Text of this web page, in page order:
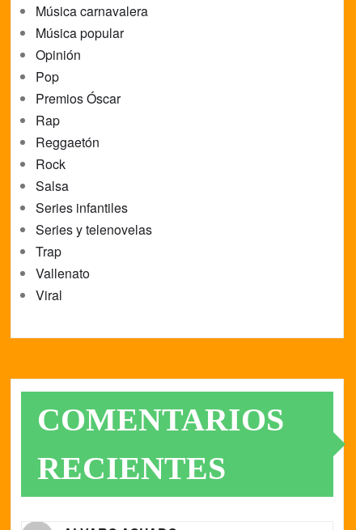
Música carnavalera
Música popular
Opinión
Pop
Premios Óscar
Rap
Reggaetón
Rock
Salsa
Series infantiles
Series y telenovelas
Trap
Vallenato
Viral
COMENTARIOS
RECIENTES